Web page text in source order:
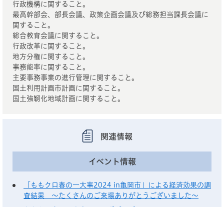
行政機構に関すること。
最高幹部会、部長会議、政策企画会議及び総務担当課長会議に
関すること。
総合教育会議に関すること。
行政改革に関すること。
地方分権に関すること。
事務能率に関すること。
主要事務事業の進行管理に関すること。
国土利用計画市計画に関すること。
国土強靭化地域計画に関すること。
関連情報
イベント情報
「ももクロ春の一大事2024 in亀岡市」による経済効果の調
査結果 ～たくさんのご来場ありがとうございました～